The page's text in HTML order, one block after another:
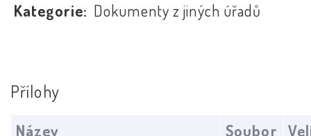
Kategorie: Dokumenty z jiných úřadů
Přílohy
Název Soubor